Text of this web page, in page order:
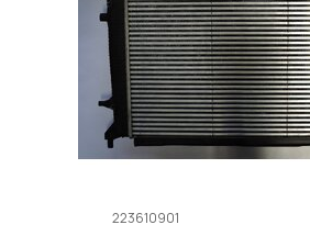
223610901